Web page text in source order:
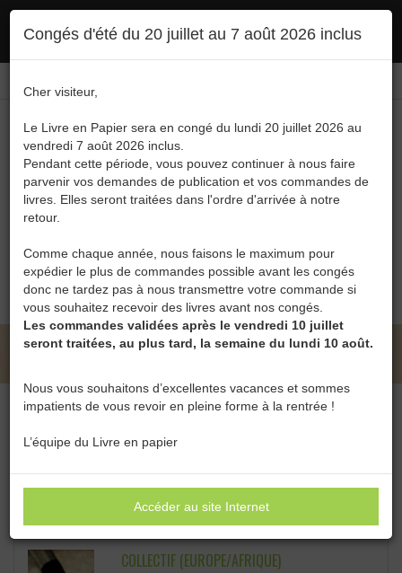
l'utilisation :politique en matière de confidentialité Accepter
Congés d'été du 20 juillet au 7 août 2026 inclus
Cher visiteur,
Le Livre en Papier sera en congé du lundi 20 juillet 2026 au
vendredi 7 août 2026 inclus.
Pendant cette période, vous pouvez continuer à nous faire
parvenir vos demandes de publication et vos commandes de
livres. Elles seront traitées dans l'ordre d'arrivée à notre
retour.
Comme chaque année, nous faisons le maximum pour
expédier le plus de commandes possible avant les congés
donc ne tardez pas à nous transmettre votre commande si
vous souhaitez recevoir des livres avant nos congés.
Les commandes validées après le vendredi 10 juillet
seront traitées, au plus tard, la semaine du lundi 10 août.
Nous vous souhaitons d’excellentes vacances et sommes
impatients de vous revoir en pleine forme à la rentrée !
L’équipe du Livre en papier
Accéder au site Internet
Menu
0
LE LIVRE EN PAPIER • CATALOGUE
Toutes les catégories
PAR AUTEUR/ÉDITEUR : Sous-catégories
COLLECTIF (EUROPE/AFRIQUE)